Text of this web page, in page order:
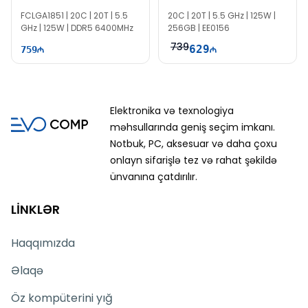
FCLGA1851 | 20C | 20T | 5.5
GHz | 125W | DDR5 6400MHz
759
20C | 20T | 5.5 GHz | 125W |
256GB | EE0156
739629
Elektronika və texnologiya
məhsullarında geniş seçim imkanı.
Notbuk, PC, aksesuar və daha çoxu
onlayn sifarişlə tez və rahat şəkildə
ünvanına çatdırılır.
LİNKLƏR
Haqqımızda
Əlaqə
Öz kompüterini yığ